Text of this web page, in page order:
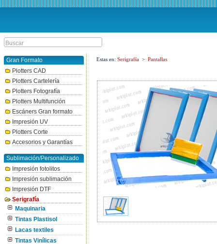
Gran Formato
Plotters CAD
Plotters Cartelería
Plotters Fotografía
Plotters Multifunción
Escáners Gran formato
Impresión UV
Plotters Corte
Accesorios y Garantías
Sublimación/Personalizado
Impresión fotolitos
Impresión sublimación
Impresión DTF
Serigrafía
Maquinaria
Tintas Plastisol
Lacas textiles
Tintas Vinílicas
Estas en: Serigrafía > Pantallas